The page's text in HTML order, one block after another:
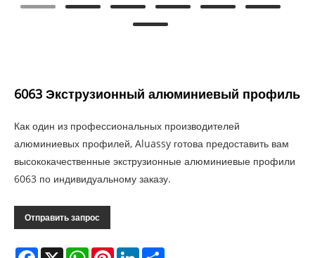
6063 Экструзионный алюминиевый профиль
Как один из профессиональных производителей
алюминиевых профилей, Aluassy готова предоставить вам
высококачественные экструзионные алюминиевые профили
6063 по индивидуальному заказу.
Отправить запрос
Facebook
X WhatsAppPinterestLinkedIn